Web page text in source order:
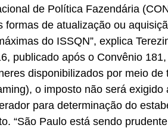
de Política Fazendária
de atualização ou
do ISSQN”, explica
publicado após o Convênio
disponibilizados por meio de
o imposto não será exigido
para determinação do
“São Paulo está sendo